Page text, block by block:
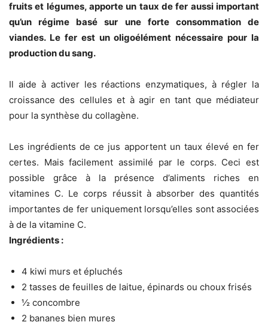
fruits et légumes, apporte un taux de fer aussi important
qu’un régime basé sur une forte consommation de
viandes. Le fer est un oligoélément nécessaire pour la
production du sang.
Il aide à activer les réactions enzymatiques, à régler la
croissance des cellules et à agir en tant que médiateur
pour la synthèse du collagène.
Les ingrédients de ce jus apportent un taux élevé en fer
certes. Mais facilement assimilé par le corps. Ceci est
possible grâce à la présence d’aliments riches en
vitamines C. Le corps réussit à absorber des quantités
importantes de fer uniquement lorsqu’elles sont associées
à de la vitamine C.
Ingrédients :
4 kiwi murs et épluchés
2 tasses de feuilles de laitue, épinards ou choux frisés
½ concombre
2 bananes bien mures